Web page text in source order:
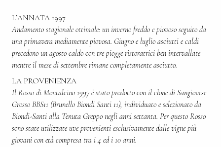
L’ANNATA 1997
Andamento stagionale ottimale: un inverno freddo e piovoso seguito da
una primavera mediamente piovosa. Giugno e luglio asciutti e caldi
precedono un agosto caldo con tre piogge ristoratrici ben intervallate
mentre il mese di settembre rimane completamente asciutto.
LA PROVENIENZA
Il Rosso di Montalcino 1997 è stato prodotto con il clone di Sangiovese
Grosso BBS11 (Brunello Biondi Santi 11), individuato e selezionato da
Biondi-Santi alla Tenuta Greppo negli anni settanta. Per questo Rosso
sono state utilizzate uve provenienti esclusivamente dalle vigne più
giovani con età compresa tra i 4 ed i 10 anni.